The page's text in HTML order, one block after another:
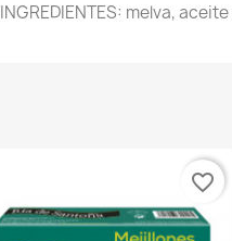
INGREDIENTES: melva,
favorite_border